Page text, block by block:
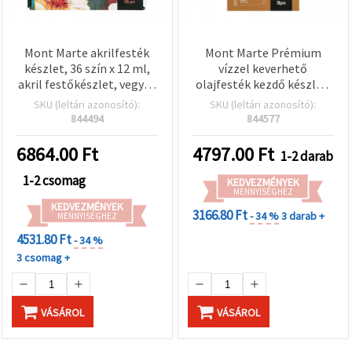
Mont Marte akrilfesték
készlet, 36 szín x 12 ml,
akril festőkészlet, vegyes
színek
SKU (leltári azonosító):
844494
6864.00 Ft
1-2 csomag
KEDVEZMÉNYEK
MENNYISÉGHEZ
4531.80 Ft- 34 %
3 csomag +
VÁSÁROL
Mont Marte Prémium
vízzel keverhető
olajfesték kezdő készlet,
vegyes színek, 8 x 18 ml
SKU (leltári azonosító):
844577
4797.00 Ft 1-2 darab
KEDVEZMÉNYEK
MENNYISÉGHEZ
3166.80 Ft- 34 %3 darab +
VÁSÁROL